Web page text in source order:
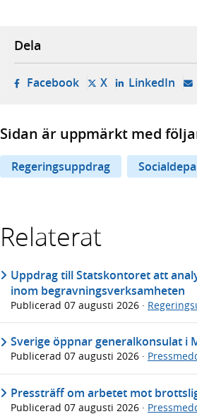
Dela
Facebook- öppnas i ny flik,
X- öppnas i ny
LinkedIn-
Sidan är uppmärkt med
Regeringsuppdrag
Relaterat
Uppdrag till Statskontoret att
inom begravningsverksamheten
Publicerad 07 augusti 2026 ·
Sverige öppnar generalkonsulat i
Publicerad 07 augusti 2026 ·
Pressträff om arbetet mot
Publicerad 07 augusti 2026 ·